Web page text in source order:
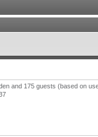
and 175 guests (based on